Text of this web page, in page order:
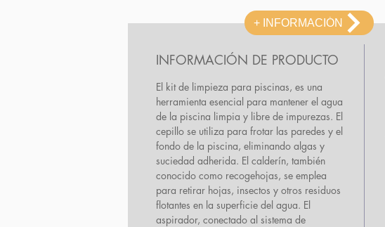
INFORMACIÓN DE PRODUCTO
El kit de limpieza para piscinas, es una
herramienta esencial para mantener el agua
de la piscina limpia y libre de impurezas. El
cepillo se utiliza para frotar las paredes y el
fondo de la piscina, eliminando algas y
suciedad adherida. El calderín, también
conocido como recogehojas, se emplea
para retirar hojas, insectos y otros residuos
flotantes en la superficie del agua. El
aspirador, conectado al sistema de
+ INFORMACIÓN